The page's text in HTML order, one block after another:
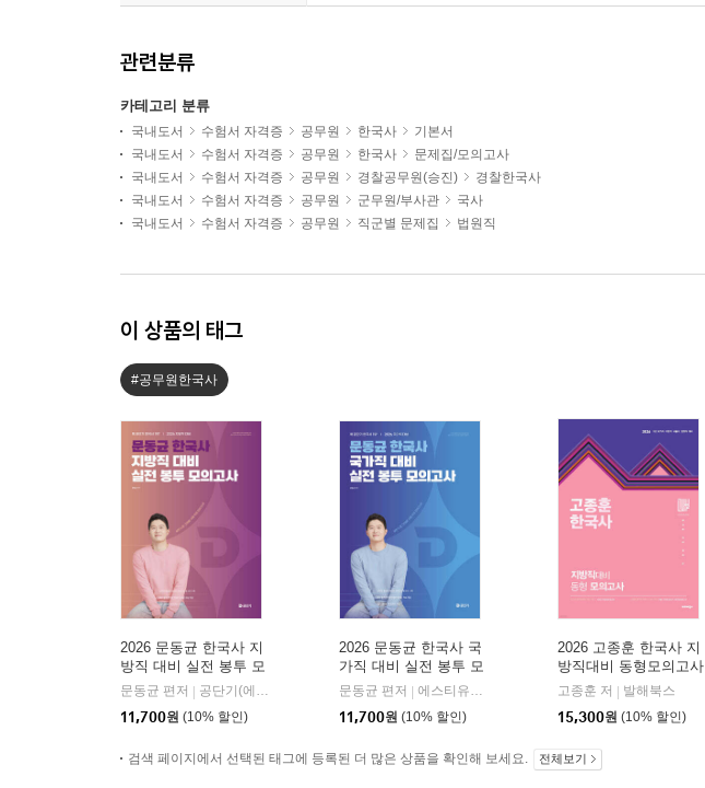
관련분류
카테고리 분류
국내도서 수험서 자격증 공무원 한국사
기본서
국내도서
수험서 자격증 공무원 한국사
문제집/모의고사
국내도서
수험서 자격증 공무원 경찰공무원(승진)
경찰한국사
국내도서
수험서 자격증 공무원 군무원/부사관
국사
국내도서
수험서 자격증 공무원 직군별 문제집 법원직
이 상품의 태그
#공무원한국사
2026 문동균 한국사 지
방직 대비 실전 봉투 모
의고사
문동균 편저
공단기(에스티유니타스)
11,700원 (10% 할인)
2026 문동균 한국사 국
가직 대비 실전 봉투 모
의고사
문동균 편저
에스티유니타스
11,700원 (10% 할인)
2026 고종훈 한국사 지
방직대비 동형모의고사
고종훈 저
발해북스
15,300원 (10% 할인)
검색 페이지에서 선택된 태그에 등록된 더 많은 상품을 확인해 보세요. 전체보기